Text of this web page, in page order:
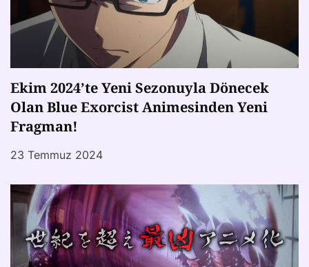
Ekim 2024’te Yeni Sezonuyla Dönecek
Olan Blue Exorcist Animesinden Yeni
Fragman!
23 Temmuz 2024